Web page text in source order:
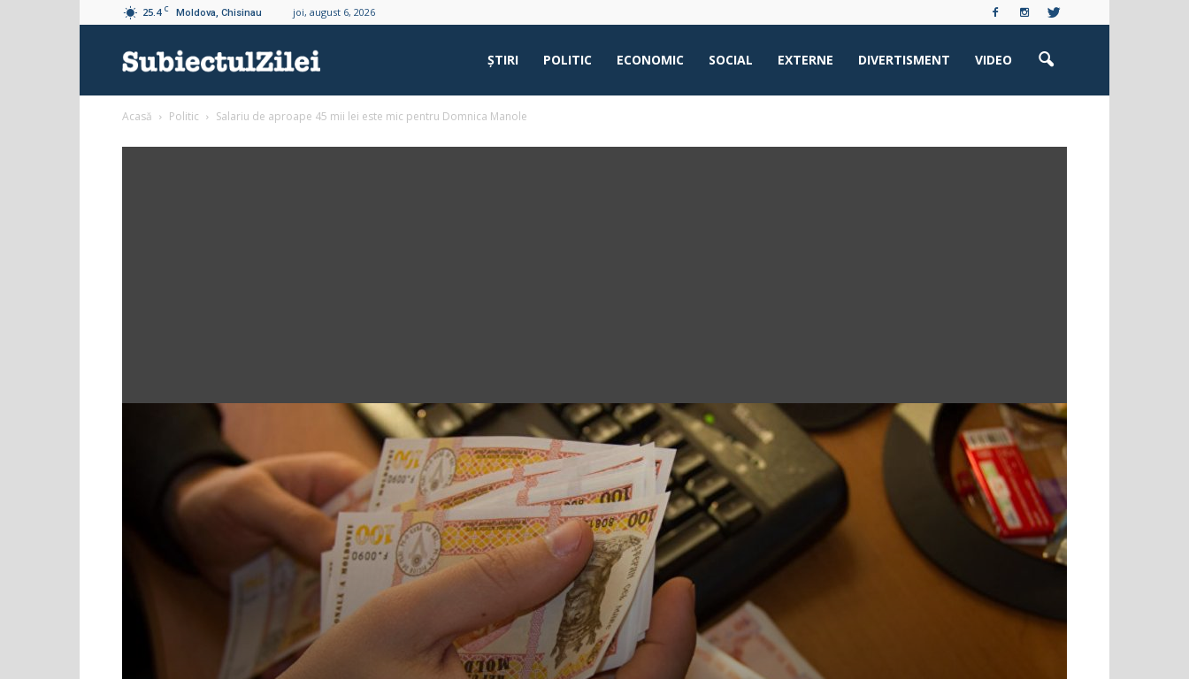
25.4 C Moldova, Chisinau joi, august 6, 2026
ŞTIRI POLITIC ECONOMIC SOCIAL EXTERNE DIVERTISMENT VIDEO
Acasă Politic Salariu de aproape 45 mii lei este mic pentru Domnica Manole